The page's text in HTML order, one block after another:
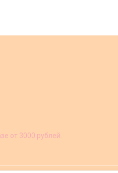
от 3000 рублей.